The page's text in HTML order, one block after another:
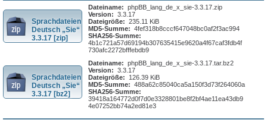
Sprachdateien
Deutsch „Sie“
3.3.17 [zip]
Dateiname: phpBB_lang_de_x_sie-3.3.17.zip
Version: 3.3.17
Dateigröße: 235.11 KiB
MD5-Summe: 4fef318b8cccf647048bc0af2f3ac994
SHA256-Summe:
4b1c721a57d69194b307635415e9620a4f67caf3fdb4f
730afc2272bfffebdb9
Sprachdateien
Deutsch „Sie“
3.3.17 [bz2]
Dateiname: phpBB_lang_de_x_sie-3.3.17.tar.bz2
Version: 3.3.17
Dateigröße:
126.39 KiB
MD5-Summe: 488a62c85040ca5a150f3d73f264060a
SHA256-Summe:
39418a164772d0f7d0e3328801be8f2bf4ae11ea43db9
4e07252bb74a2ed81e3